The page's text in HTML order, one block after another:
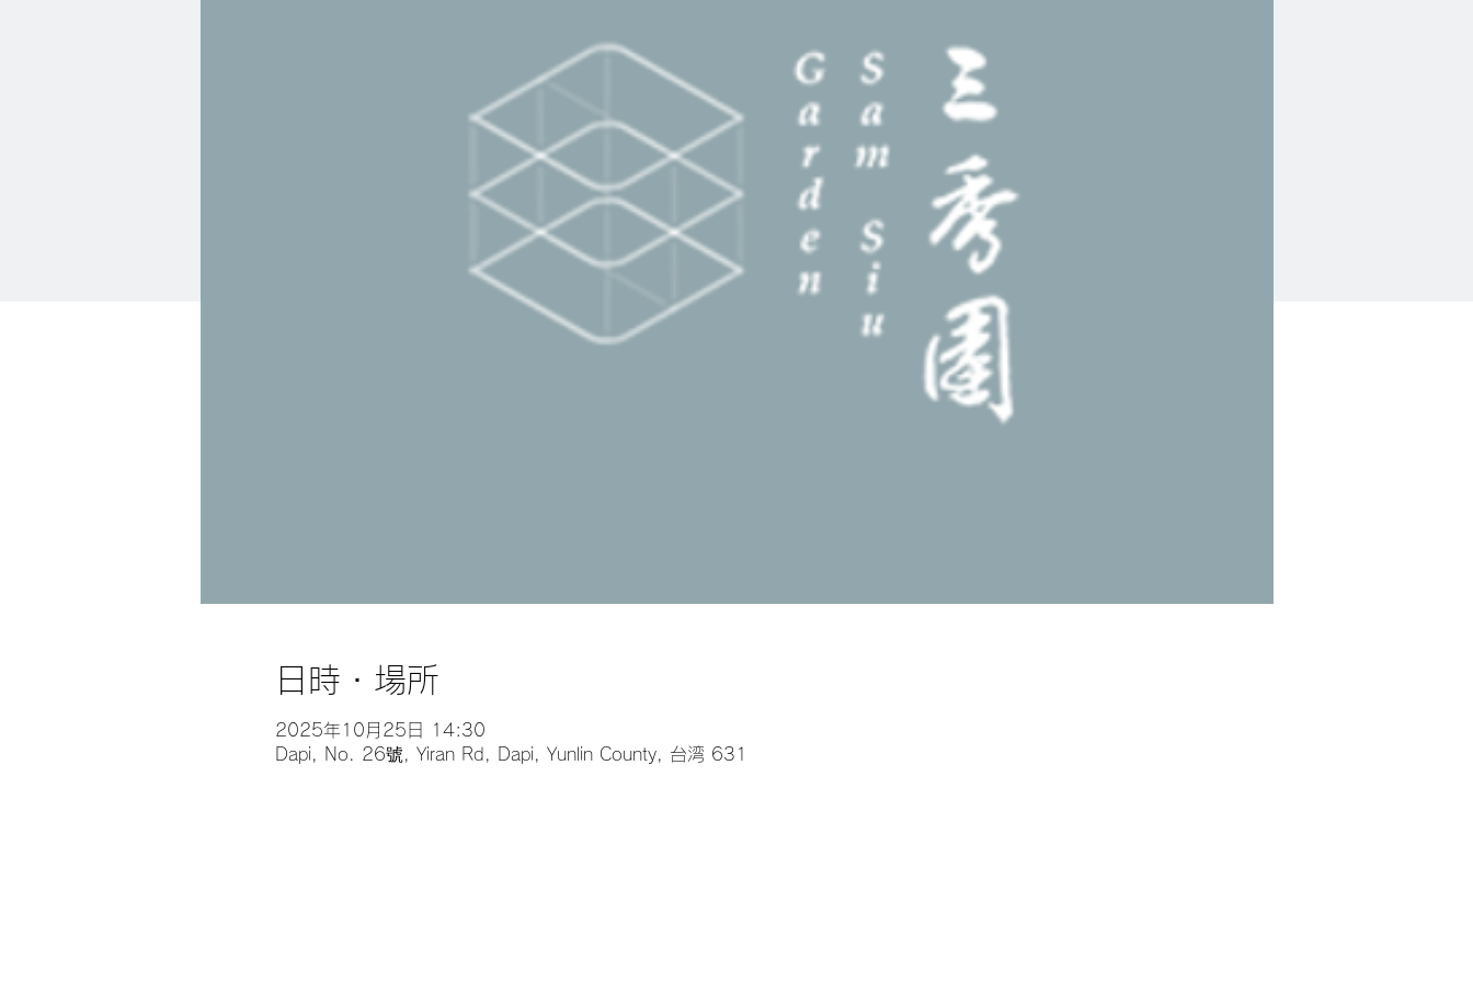
日時・場所
2025年10月25日 14:30
Dapi, No. 26號, Yiran Rd, Dapi, Yunlin County, 台湾 631